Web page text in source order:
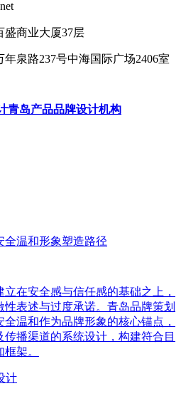
商业大厦37层
路237号中海国际广场2406室
青岛产品品牌设计机构
全温和形象塑造路径
在安全感与信任感的基础之上，
表述与过度承诺。青岛品牌策划
温和作为品牌形象的核心锚点，
播渠道的系统设计，构建符合目
架。
计